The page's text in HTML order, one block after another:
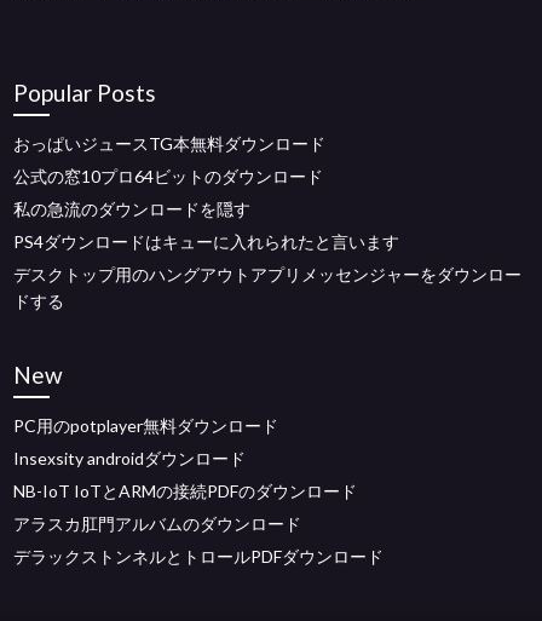
Popular Posts
おっぱいジュースTG本無料ダウンロード
公式の窓10プロ64ビットのダウンロード
私の急流のダウンロードを隠す
PS4ダウンロードはキューに入れられたと言います
デスクトップ用のハングアウトアプリメッセンジャーをダウンロー
ドする
New
PC用のpotplayer無料ダウンロード
Insexsity androidダウンロード
NB-IoT IoTとARMの接続PDFのダウンロード
アラスカ肛門アルバムのダウンロード
デラックストンネルとトロールPDFダウンロード